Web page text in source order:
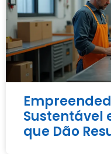
Sustentável
que Dão